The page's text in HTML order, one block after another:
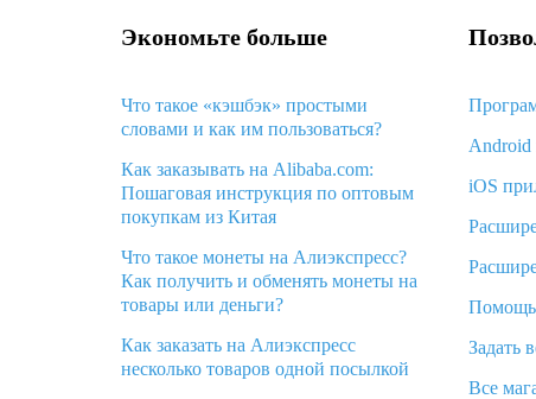
Экономьте больше
Что такое «кэшбэк» простыми
словами и как им пользоваться?
Как заказывать на Alibaba.com:
Пошаговая инструкция по оптовым
покупкам из Китая
Что такое монеты на Алиэкспресс?
Как получить и обменять монеты на
товары или деньги?
Как заказать на Алиэкспресс
несколько товаров одной посылкой
Android
iOS
Помощь
Задать
Все